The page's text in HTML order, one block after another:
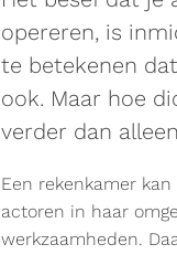
opereren, is
te betekenen
ook. Maar hoe
verder dan
Een rekenkamer
actoren in haar
werkzaamheden.